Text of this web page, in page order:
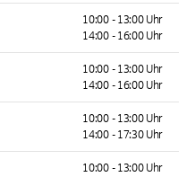
10:00 - 13:00 Uhr
14:00 - 16:00 Uhr
10:00 - 13:00 Uhr
14:00 - 16:00 Uhr
10:00 - 13:00 Uhr
14:00 - 17:30 Uhr
10:00 - 13:00 Uhr